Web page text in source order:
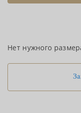
Нет нужного